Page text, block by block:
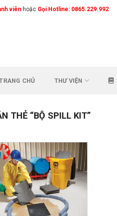
viên hoặc Gọi Hotline: 0865.229.992
CHỦ THƯ VIỆN
THẺ “BỘ SPILL KIT”